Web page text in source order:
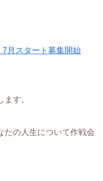
月スタート募集開始
す。
たの人生について作戦会